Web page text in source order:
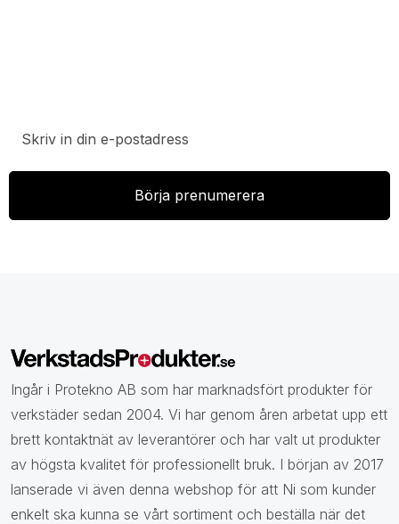
Ingår i Protekno AB som har marknadsfört produkter för
verkstäder sedan 2004. Vi har genom åren arbetat upp ett
brett kontaktnät av leverantörer och har valt ut produkter
av högsta kvalitet för professionellt bruk. I början av 2017
lanserade vi även denna webshop för att Ni som kunder
enkelt ska kunna se vårt sortiment och beställa när det